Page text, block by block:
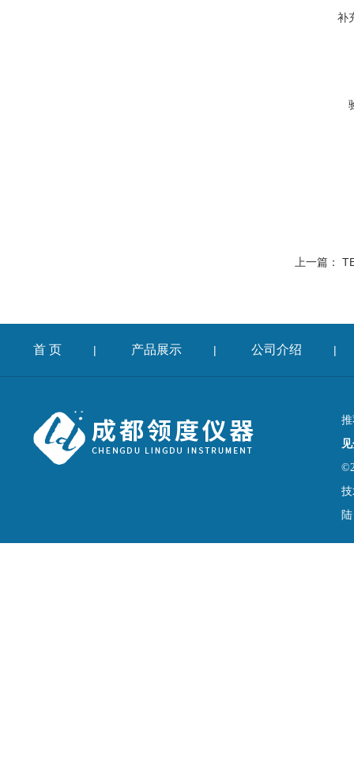
补
上一篇：
首 页 | 产品展示 | 公司介绍 |
陆